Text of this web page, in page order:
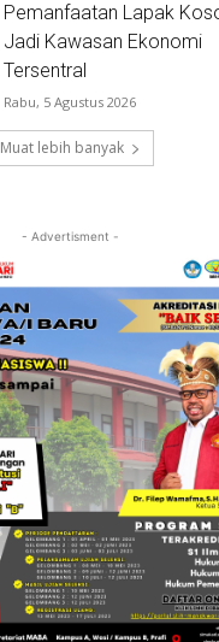
Pemanfaatan Lapak
Jadi Kawasan Ekonomi
Tersentral
Rabu, 5 Agustus 2026
Muat lebih banyak
- Advertisment -